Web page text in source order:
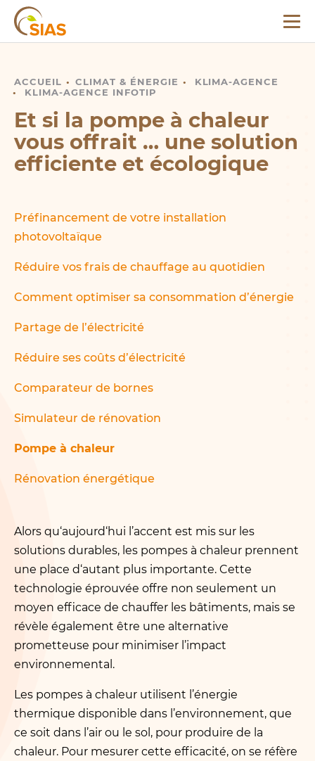
Menu
ACCUEIL CLIMAT & ÉNERGIE
KLIMA-AGENCE
KLIMA-AGENCE INFOTIP
POMPE À CHALEUR
Et si la pompe à chaleur
vous offrait … une solution
efficiente et écologique
Préfinancement de votre installation
photovoltaïque
Réduire vos frais de chauffage au quotidien
Comment optimiser sa consommation d’énergie
Partage de l’électricité
Réduire ses coûts d’électricité
Comparateur de bornes
Simulateur de rénovation
Pompe à chaleur
Rénovation énergétique
Alors qu‘aujourd‘hui l’accent est mis sur les
solutions durables, les pompes à chaleur prennent
une place d‘autant plus importante. Cette
technologie éprouvée offre non seulement un
moyen efficace de chauffer les bâtiments, mais se
révèle également être une alternative
prometteuse pour minimiser l’impact
environnemental.
Les pompes à chaleur utilisent l’énergie
thermique disponible dans l’environnement, que
ce soit dans l’air ou le sol, pour produire de la
chaleur. Pour mesurer cette efficacité, on se réfère